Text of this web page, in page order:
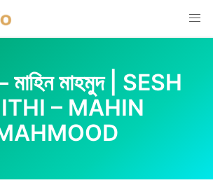
– মাহিন মাহমুদ | SESH
– MAHIN